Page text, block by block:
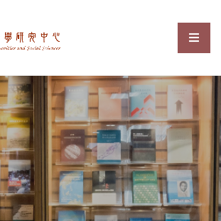
院人文社會科選